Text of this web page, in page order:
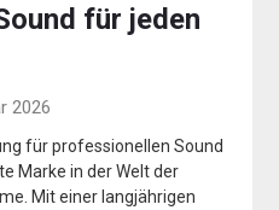
für jeden
2026
für professionellen Sound
Marke in der Welt der
Mit einer langjährigen